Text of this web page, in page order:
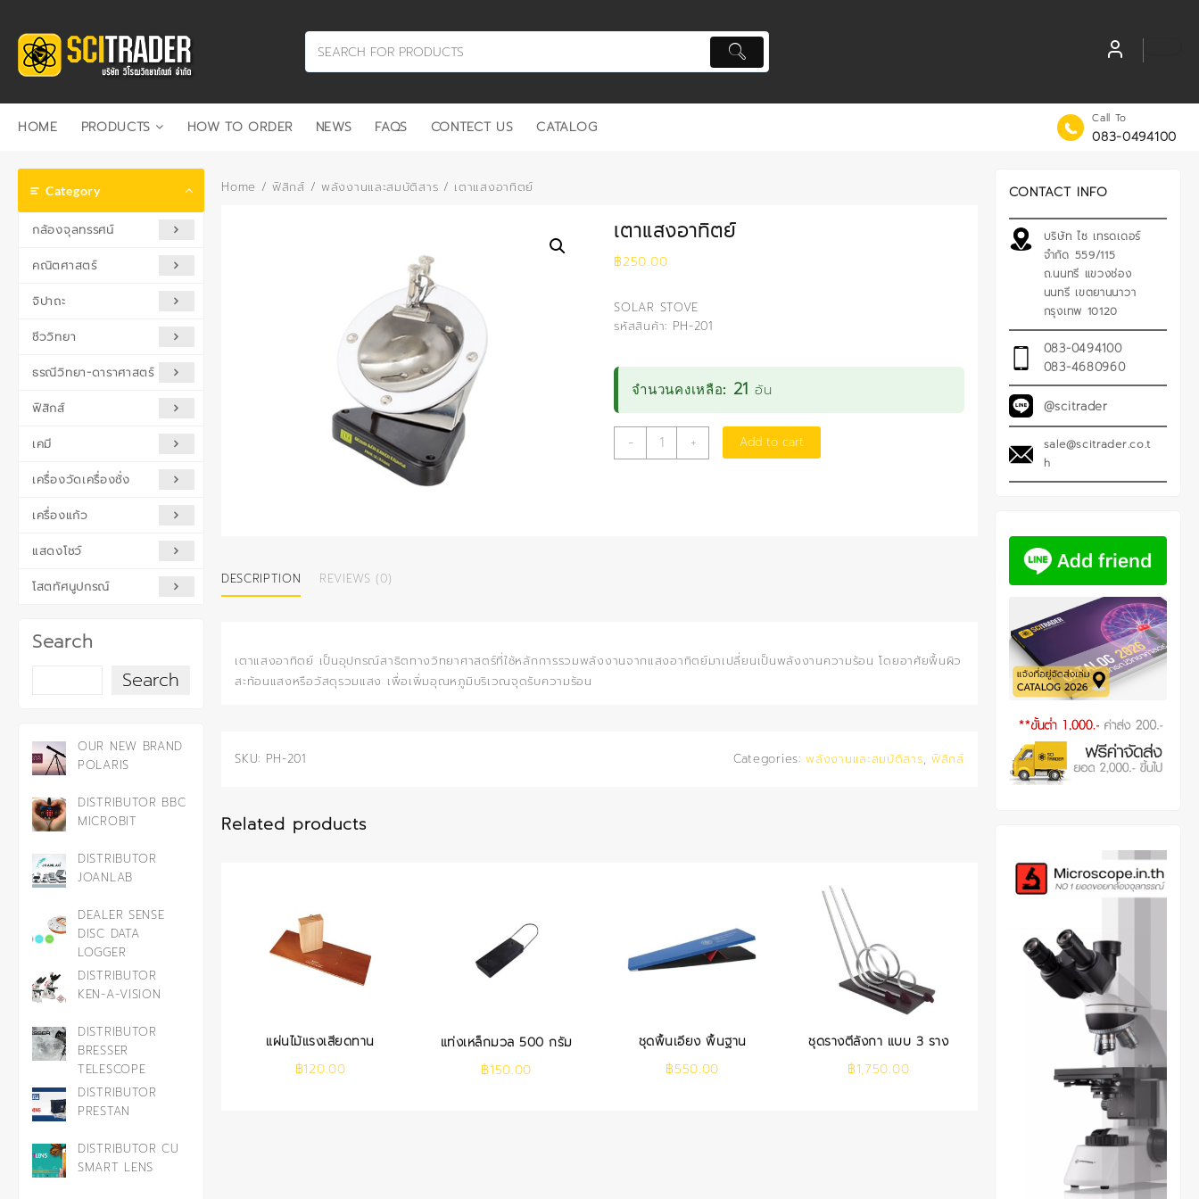
content
HOME PRODUCTS HOW TO ORDER NEWS FAQS CONTECT US CATALOG Call To
083-0494100
Category
กล้องจุลทรรศน์
คณิตศาสตร์
จิปาถะ
ชีววิทยา
ธรณีวิทยา-ดาราศาสตร์
ฟิสิกส์
เคมี
เครื่องวัดเครื่องชั่ง
เครื่องแก้ว
แสดงโชว์
โสตทัศนูปกรณ์
Search
Search
OUR NEW BRAND
POLARIS
DISTRIBUTOR BBC
MICROBIT
DISTRIBUTOR
JOANLAB
DEALER SENSE
DISC DATA
LOGGER
DISTRIBUTOR
KEN-A-VISION
DISTRIBUTOR
BRESSER
TELESCOPE
DISTRIBUTOR
PRESTAN
DISTRIBUTOR CU
SMART LENS
Home /ฟิสิกส์ /พลังงานและสมบัติสาร / เตาแสงอาทิตย์
เตาแสงอาทิตย์
฿250.00
SOLAR STOVE
รหัสสินค้า: PH-201
จำนวนคงเหลือ: 21 อัน
-
เตา
แสง
+ Add to cart
DESCRIPTION REVIEWS (0)
เตาแสงอาทิตย์ เป็นอุปกรณ์สาธิตทางวิทยาศาสตร์ที่ใช้หลักการรวมพลังงานจากแสงอาทิตย์มาเปลี่ยนเป็นพลังงานความร้อน โดยอาศัยพื้นผิว
สะท้อนแสงหรือวัสดุรวมแสง เพื่อเพิ่มอุณหภูมิบริเวณจุดรับความร้อน
SKU: PH-201 Categories:พลังงานและสมบัติสาร, ฟิสิกส์
Related products
แผ่นไม้แรงเสียดทาน
฿120.00
แท่งเหล็กมวล 500 กรัม
฿150.00
ชุดพื้นเอียง พื้นฐาน
฿550.00
ชุดรางตีลังกา แบบ 3 ราง
฿1,750.00
CONTACT INFO
บริษัท ไซ เทรดเดอร์
จำกัด 559/115
ถ.นนทรี แขวงช่อง
นนทรี เขตยานนาวา
กรุงเทพ 10120
083-0494100
083-4680960
@scitrader
sale@scitrader.co.t
h